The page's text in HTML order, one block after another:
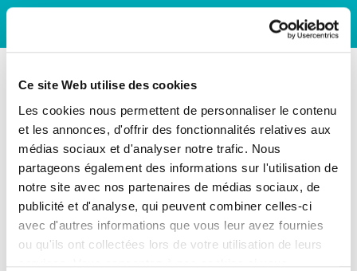
Ce site Web utilise des cookies
Les cookies nous permettent de personnaliser le contenu
et les annonces, d'offrir des fonctionnalités relatives aux
médias sociaux et d'analyser notre trafic. Nous
partageons également des informations sur l'utilisation de
notre site avec nos partenaires de médias sociaux, de
publicité et d'analyse, qui peuvent combiner celles-ci
avec d'autres informations que vous leur avez fournies
ou qu'ils ont collectées lors de votre utilisation de leurs